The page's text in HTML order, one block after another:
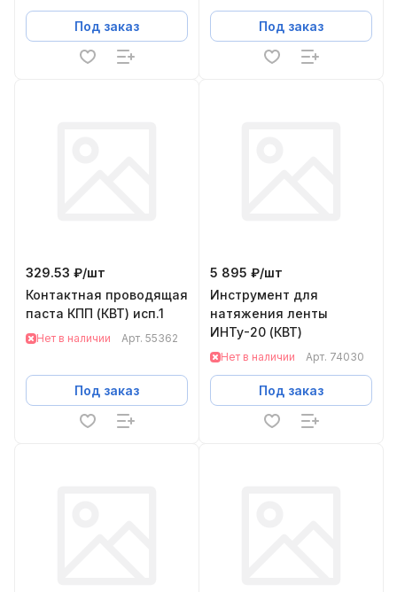
Под заказ Под заказ
329.53 ₽/шт
Контактная проводящая
паста КПП (КВТ) исп.1
Нет в наличии Арт. 55362
Под заказ
5 895 ₽/шт
Инструмент для
натяжения ленты
ИНТу-20 (КВТ)
Нет в наличии Арт. 74030
Под заказ